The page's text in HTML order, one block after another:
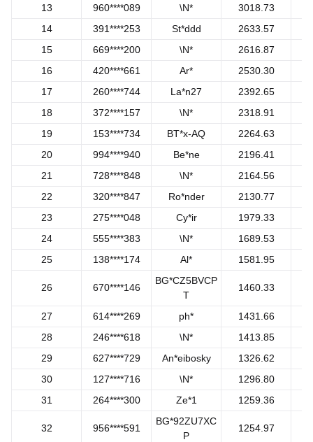
13
960****089 \N*
3018.73
14
391****253 St*ddd
2633.57
15
669****200 \N*
2616.87
16
420****661 Ar*
2530.30
17
260****744 La*n27
2392.65
18
372****157 \N*
2318.91
19
153****734 BT*x-AQ
2264.63
20
994****940 Be*ne
2196.41
21
728****848 \N*
2164.56
22
320****847 Ro*nder
2130.77
23
275****048 Cy*ir
1979.33
24
555****383 \N*
1689.53
25
138****174 Al* 1581.95
26 670****146
BG*CZ5BVCP
T
1460.33
27 614****269 ph*
1431.66
28
246****618 \N*
1413.85
29
627****729 An*eibosky
1326.62
30
127****716 \N*
1296.80
31
264****300 Ze*1 1259.36
32 956****591
BG*92ZU7XC
P
1254.97